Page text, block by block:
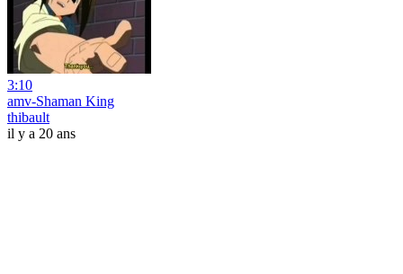
3:10
amv-Shaman King
thibault
il y a 20 ans